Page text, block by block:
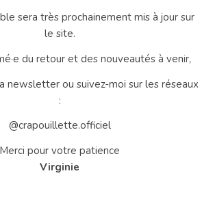
sera très prochainement mis à jour sur
le site.
du retour et des nouveautés à venir,
newsletter ou suivez-moi sur les réseaux
:
@crapouillette.officiel
Merci pour votre patience
Virginie